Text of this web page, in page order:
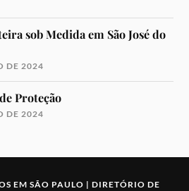
sob Medida em São José do
DE 2024
Proteção
DE 2024
EM SÃO PAULO | DIRETÓRIO DE